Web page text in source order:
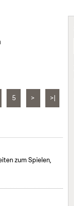
5 > >|
zum Spielen,